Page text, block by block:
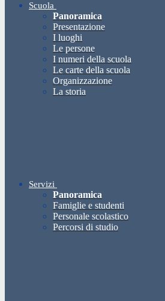
Scuola
Panoramica
Presentazione
I luoghi
Le persone
I numeri della scuola
Le carte della scuola
Organizzazione
La storia
Servizi
Panoramica
Famiglie e studenti
Personale scolastico
Percorsi di studio